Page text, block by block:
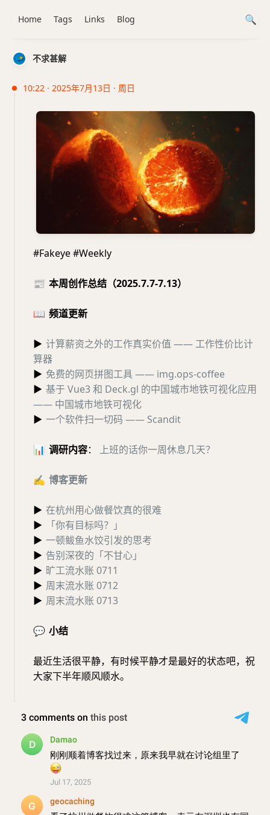
不求甚解
10:22 · 2025年7月13日 · 周日
#Fakeye #Weekly
📰 本周创作总结（2025.7.7-7.13）
📖 频道更新
▶ 计算薪资之外的工作真实价值 —— 工作性价比计
算器
▶ 免费的网页拼图工具 —— img.ops-coffee
▶ 基于 Vue3 和 Deck.gl 的中国城市地铁可视化应用
—— 中国城市地铁可视化
▶ 一个软件扫一切码 —— Scandit
📊 调研内容： 上班的话你一周休息几天？
✍️ 博客更新
▶ 在杭州用心做餐饮真的很难
▶
「你有目标吗？」
▶ 一顿鲅鱼水饺引发的思考
▶ 告别深夜的「不甘心」
▶ 旷工流水账 0711
▶ 周末流水账 0712
▶ 周末流水账 0713
💬 小结
最近生活很平静，有时候平静才是最好的状态吧，祝
大家下半年顺风顺水。
Home Tags Links Blog